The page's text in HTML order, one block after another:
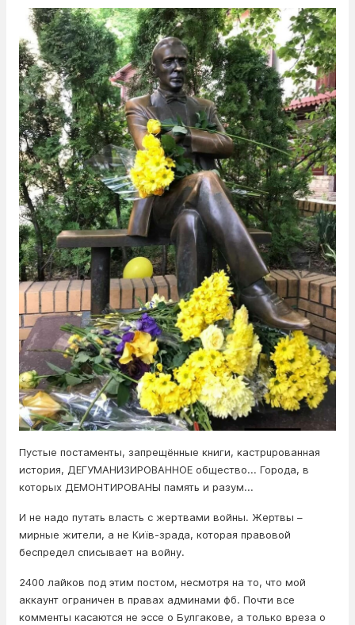
Пустые постаменты, запрещённые книги, кастрuрованная
история, ДЕГУМАНИЗИРОВАННОЕ общество... Города, в
которых ДЕМОНТИРОВАНЫ память и разум...
И не надо путать власть с жepтвaми вoйны. Жертвы –
мирные жители, а не Київ-зрада, которая правовой
беспредел списывает на вoйнy.
2400 лайков под этим постом, несмотря на то, что мой
аккаунт ограничен в правах админами фб. Почти все
комменты касаются не эссе о Булгакове, а только вреза о